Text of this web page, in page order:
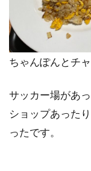
ちゃんぽんとチ
サッカー場があ
ショップあった
ったです。